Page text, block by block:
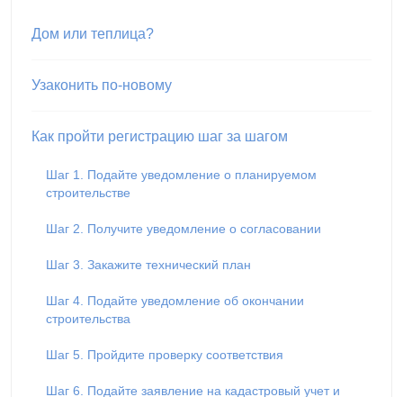
Дом или теплица?
Узаконить по-новому
Как пройти регистрацию шаг за шагом
Шаг 1. Подайте уведомление о планируемом
строительстве
Шаг 2. Получите уведомление о согласовании
Шаг 3. Закажите технический план
Шаг 4. Подайте уведомление об окончании
строительства
Шаг 5. Пройдите проверку соответствия
Шаг 6. Подайте заявление на кадастровый учет и